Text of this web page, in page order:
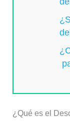
¿Qué es el